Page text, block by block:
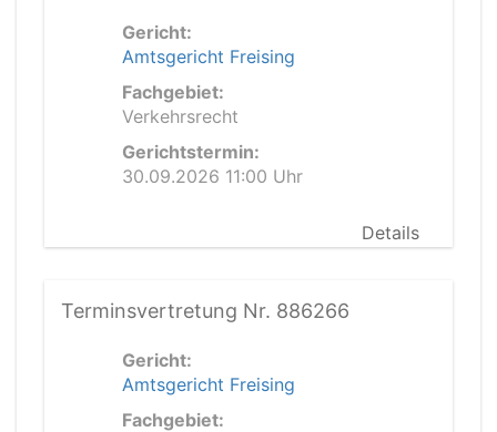
Gericht:
Amtsgericht Freising
Fachgebiet:
Verkehrsrecht
Gerichtstermin:
30.09.2026 11:00 Uhr
Details
Terminsvertretung Nr. 886266
Gericht:
Amtsgericht Freising
Fachgebiet: